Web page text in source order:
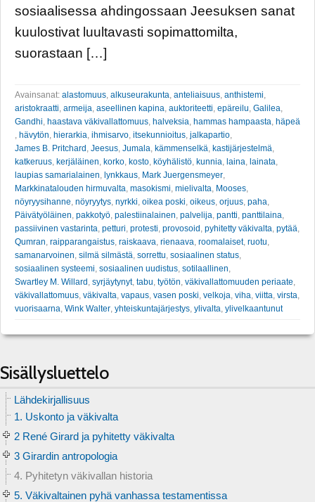
sosiaalisessa ahdingossaan Jeesuksen sanat
kuulostivat luultavasti sopimattomilta,
suorastaan […]
Avainsanat: alastomuus alkuseurakunta anteliaisuus anthistemi
aristokraatti armeija aseellinen kapina auktoriteetti epäreilu Galilea
Gandhi haastava väkivallattomuus halveksia hammas hampaasta häpeä
hävytön hierarkia ihmisarvo itsekunnioitus jalkapartio
James B. Pritchard Jeesus Jumala kämmenselkä kastijärjestelmä
katkeruus kerjäläinen korko kosto köyhälistö kunnia laina lainata
laupias samarialainen lynkkaus Mark Juergensmeyer
Markkinatalouden hirmuvalta masokismi mielivalta Mooses
nöyryysihanne nöyryytys nyrkki oikea poski oikeus orjuus paha
Päivätyöläinen pakkotyö palestiinalainen palvelija pantti panttilaina
passiivinen vastarinta petturi protesti provosoid pyhitetty väkivalta pytää
Qumran raipparangaistus raiskaava rienaava roomalaiset, ruotu
samanarvoinen silmä silmästä sorrettu sosiaalinen status
sosiaalinen systeemi sosiaalinen uudistus sotilaallinen
Swartley M. Willard syrjäytynyt, tabu työtön väkivallattomuuden periaate
väkivallattomuus väkivalta vapaus vasen poski velkoja viha viitta virsta
vuorisaarna Wink Walter yhteiskuntajärjestys ylivalta ylivelkaantunut
Sisällysluettelo
Lähdekirjallisuus
1. Uskonto ja väkivalta
2 René Girard ja pyhitetty väkivalta
3 Girardin antropologia
4. Pyhitetyn väkivallan historia
5. Väkivaltainen pyhä vanhassa testamentissa